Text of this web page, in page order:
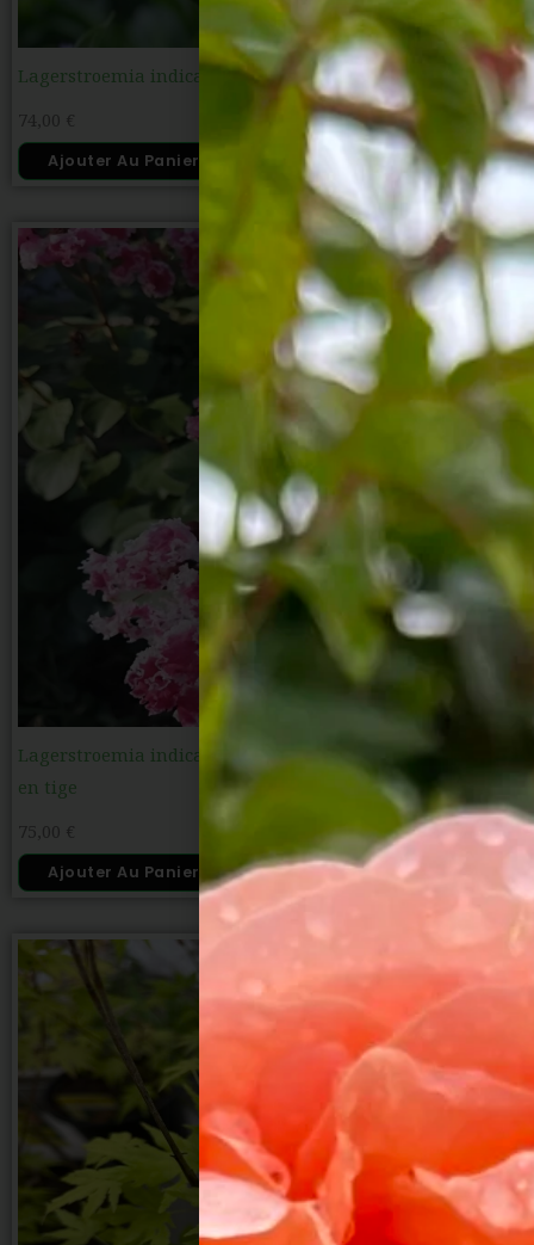
Lagerstroemia indica ‘Petite Orchidée’ – Lilas des Indes
74,00 €
Ajouter Au Panier
Lagerstroemia indica Berlingot Menthe – Lilas des Indes
en tige
75,00 €
Ajouter Au Panier